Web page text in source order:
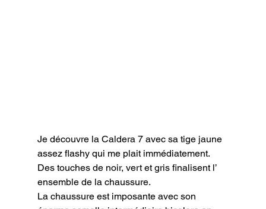
Je découvre la Caldera 7 avec sa tige jaune
assez flashy qui me plait immédiatement.
Des touches de noir, vert et gris finalisent l’
ensemble de la chaussure.
La chaussure est imposante avec son